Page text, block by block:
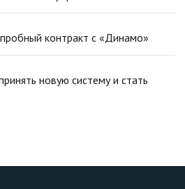
контракт с «Динамо»
новую систему и стать